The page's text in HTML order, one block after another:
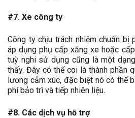
#7. Xe công ty
Công ty chịu trách nhiệm chuẩn bị
áp dụng phụ cấp xăng xe hoặc
tuỳ nghi sử dụng cũng là một
thấy. Đây có thể coi là thành phần
lương cảm xúc, đặc biệt nó có thể
phí bảo trì và tiếp nhiên liệu.
#8. Các dịch vụ hỗ trợ